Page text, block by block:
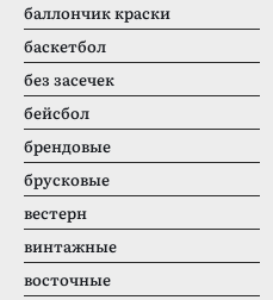
баллончик краски
баскетбол
без засечек
бейсбол
брендовые
брусковые
вестерн
винтажные
восточные